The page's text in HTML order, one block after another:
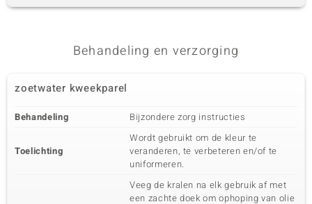
Behandeling en verzorging
zoetwater kweekparel
Behandeling Bijzondere zorg instructies
Toelichting
Wordt gebruikt om de kleur te
veranderen, te verbeteren en/of te
uniformeren.
Veeg de kralen na elk gebruik af met
een zachte doek om ophoping van olie